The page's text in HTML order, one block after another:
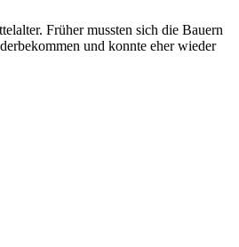
Früher mussten sich die Bauern
und konnte eher wieder